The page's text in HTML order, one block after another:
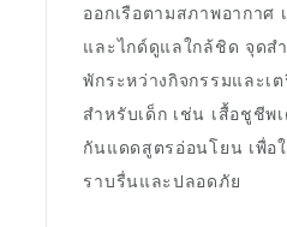
ออกเรือตามสภาพอากาศ
และไกด์ดูแลใกล้ชิด จุดส
พักระหว่างกิจกรรมและเ
สำหรับเด็ก เช่น เสื้อชูชีพ
กันแดดสูตรอ่อนโยน เพื่อ
ราบรื่นและปลอดภัย